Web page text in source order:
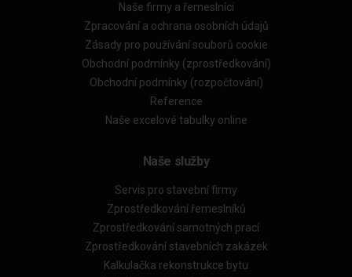
Naše firmy a řemeslníci
Zpracování a ochrana osobních údajů
Zásady pro používání souborů cookie
Obchodní podmínky (zprostředkování)
Obchodní podmínky (rozpočtování)
Reference
Naše excelové tabulky online
Naše služby
Servis pro stavební firmy
Zprostředkování řemeslníků
Zprostředkování samotných prací
Zprostředkování stavebních zakázek
Kalkulačka rekonstrukce bytu